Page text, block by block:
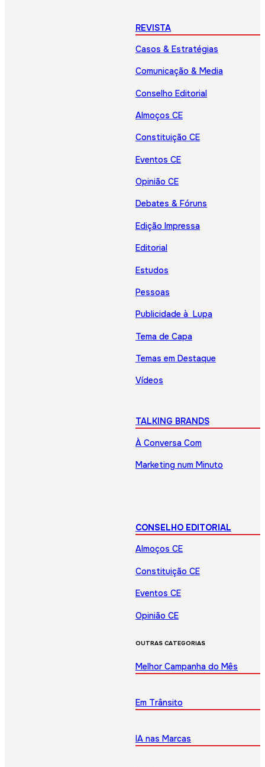
REVISTA
Casos & Estratégias
Comunicação & Media
Conselho Editorial
Almoços CE
Constituição CE
Eventos CE
Opinião CE
Debates & Fóruns
Edição Impressa
Editorial
Estudos
Pessoas
Publicidade à Lupa
Tema de Capa
Temas em Destaque
Vídeos
TALKING BRANDS
À Conversa Com
Marketing num Minuto
CONSELHO EDITORIAL
Almoços CE
Constituição CE
Eventos CE
Opinião CE
OUTRAS CATEGORIAS
Melhor Campanha do Mês
Em Trânsito
IA nas Marcas